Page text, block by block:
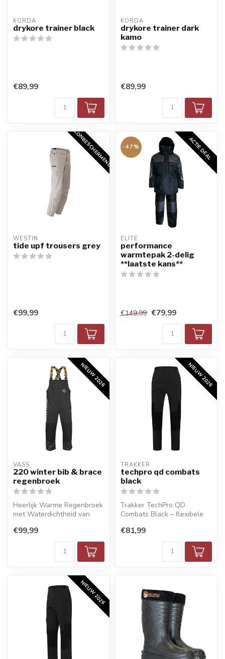
KORDA
drykore trainer black
€89,99
KORDA
drykore trainer dark
kamo
€89,99
ZONBESCHERMEND
WESTIN
tide upf trousers grey
€99,99
ACTIE DEAL
-47%
ELITE
performance
warmtepak 2-delig
**laatste kans**
€149,99 €79,99
NIEUW 2026
VASS
220 winter bib & brace
regenbroek
Heerlijk Warme Regenbroek
met Waterdichtheid van
€99,99
NIEUW 2026
TRAKKER
techpro qd combats
black
Trakker TechPro QD
Combats Black – flexibele
€81,99
NIEUW 2026